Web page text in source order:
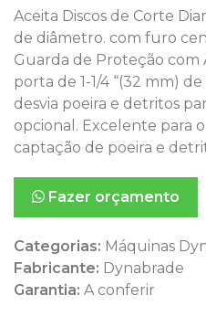
Aceita Discos de Corte
de diâmetro. com furo
Guarda de Proteção com
porta de 1-1/4 “(32 mm)
desvia poeira e detritos
opcional. Excelente para
captação de poeira e
Fazer orçamento
Categorias: Máquinas
Fabricante: Dynabrade
Garantia: A conferir